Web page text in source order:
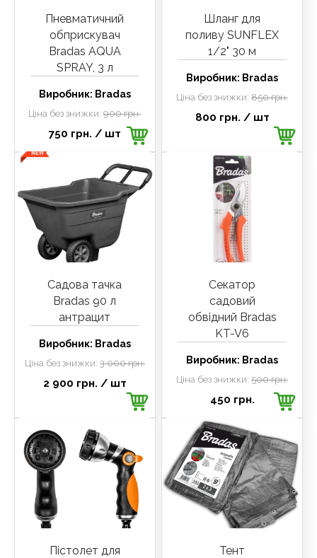
Пневматичний
обприскувач
Bradas AQUA
SPRAY, 3 л
Виробник: Bradas
Ціна без знижки:900 грн.
750 грн. / шт
Шланг для
поливу SUNFLEX
1/2" 30 м
Виробник: Bradas
Ціна без знижки:850 грн.
800 грн. / шт
Садова тачка
Bradas 90 л
антрацит
Виробник: Bradas
Ціна без знижки: 3 000 грн.
2 900 грн. / шт
Секатор
садовий
обвідний Bradas
KT-V6
Виробник: Bradas
Ціна без знижки:500 грн.
450 грн.
Пістолет для
Тент